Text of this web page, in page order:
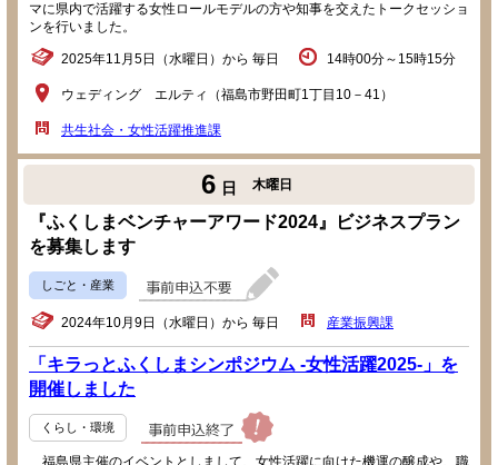
マに県内で活躍する女性ロールモデルの方や知事を交えたトークセッショ
ンを行いました。
2025年11月5日（水曜日）から 毎日 14時00分～15時15分
ウェディング エルティ（福島市野田町1丁目10－41）
共生社会・女性活躍推進課
6 日 木曜日
『ふくしまベンチャーアワード2024』ビジネスプラン
を募集します
しごと・産業
2024年10月9日（水曜日）から 毎日 産業振興課
「キラっとふくしまシンポジウム -女性活躍2025-」を
開催しました
くらし・環境
福島県主催のイベントとしまして、女性活躍に向けた機運の醸成や、職